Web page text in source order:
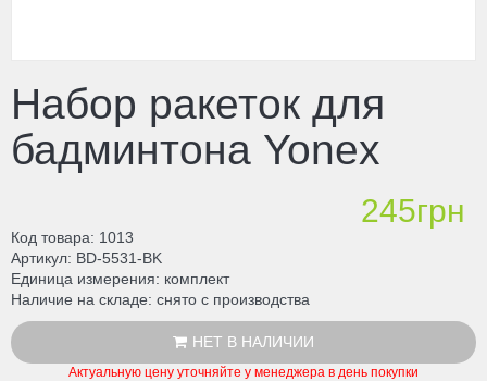
Набор ракеток для
бадминтона Yonex
245грн
Код товара
1013
Артикул BD-5531-BK
Единица измерения
комплект
Наличие на складе снято с производства
НЕТ В НАЛИЧИИ
Актуальную цену уточняйте у менеджера в день покупки